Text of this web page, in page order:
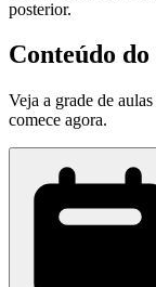
posterior.
Conteúdo do
Veja a grade de
comece agora.